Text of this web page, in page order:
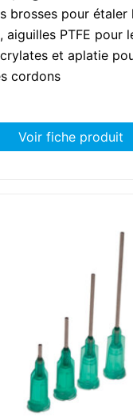
brosses pour étaler
aiguilles PTFE pour
et aplatie
cordons
Voir fiche produit